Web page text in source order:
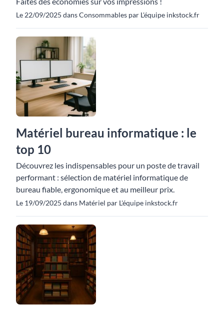
Le 22/09/2025 dans Consommables par L'équipe inkstock.fr
Matériel bureau informatique : le
top 10
Découvrez les indispensables pour un poste de travail
performant : sélection de matériel informatique de
bureau fiable, ergonomique et au meilleur prix.
Le 19/09/2025 dans Matériel par L'équipe inkstock.fr